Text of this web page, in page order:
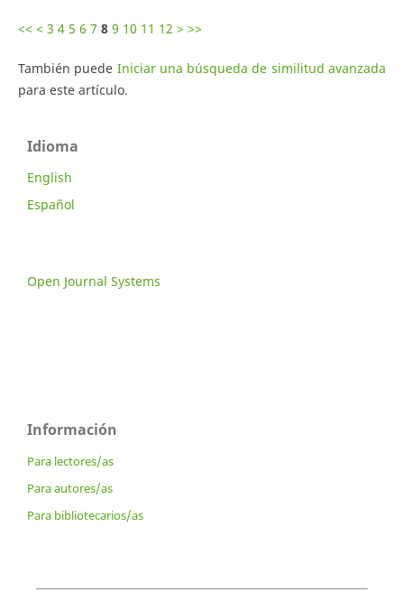
<< < 3 4 5 6 7 8 9 10 11 12 > >>
También puede Iniciar una búsqueda de similitud avanzada
para este artículo.
Idioma
English
Español
Open Journal Systems
Información
Para lectores/as
Para autores/as
Para bibliotecarios/as